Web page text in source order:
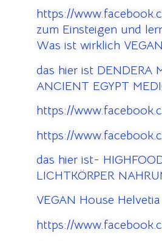
https://
zum Einsteigen und
Was ist wirklich
das hier ist DENDERA
ANCIENT EGYPT
https://
https://
das hier ist-
LICHTKÖRPER
VEGAN House Helvetia
https://